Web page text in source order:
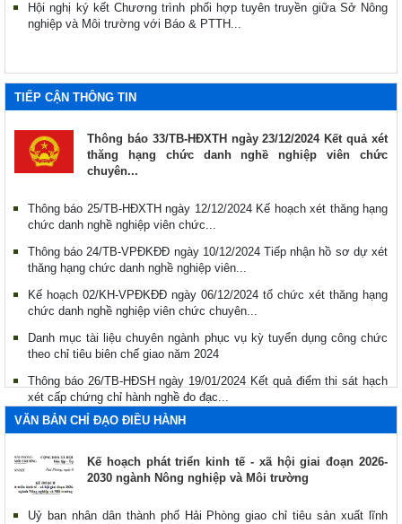
Hội nghị ký kết Chương trình phối hợp tuyên truyền giữa Sở Nông
nghiệp và Môi trường với Báo & PTTH...
TIẾP CẬN THÔNG TIN
Thông báo 33/TB-HĐXTH ngày 23/12/2024 Kết quả xét
thăng hạng chức danh nghề nghiệp viên chức
chuyên...
Thông báo 25/TB-HĐXTH ngày 12/12/2024 Kế hoạch xét thăng hạng
chức danh nghề nghiệp viên chức...
Thông báo 24/TB-VPĐKĐĐ ngày 10/12/2024 Tiếp nhận hồ sơ dự xét
thăng hạng chức danh nghề nghiệp viên...
Kế hoạch 02/KH-VPĐKĐĐ ngày 06/12/2024 tổ chức xét thăng hạng
chức danh nghề nghiệp viên chức chuyên...
Danh mục tài liệu chuyên ngành phục vụ kỳ tuyển dụng công chức
theo chỉ tiêu biên chế giao năm 2024
Thông báo 26/TB-HĐSH ngày 19/01/2024 Kết quả điểm thi sát hạch
xét cấp chứng chỉ hành nghề đo đạc...
VĂN BẢN CHỈ ĐẠO ĐIỀU HÀNH
Kế hoạch phát triển kinh tế - xã hội giai đoạn 2026-
2030 ngành Nông nghiệp và Môi trường
Uỷ ban nhân dân thành phố Hải Phòng giao chỉ tiêu sản xuất lĩnh